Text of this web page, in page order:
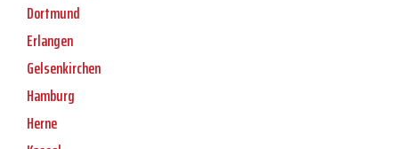
Dortmund
Erlangen
Gelsenkirchen
Hamburg
Herne